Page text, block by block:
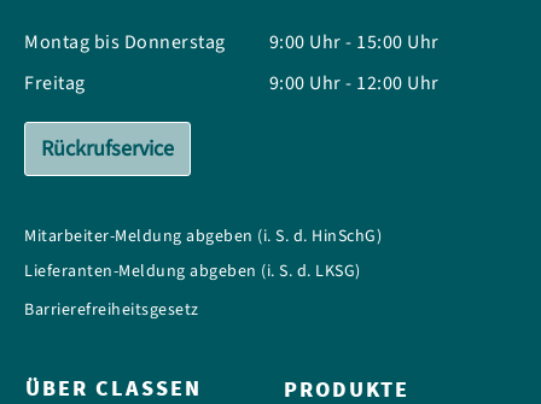
Montag bis Donnerstag
Freitag
9:00 Uhr - 15:00 Uhr
9:00 Uhr - 12:00 Uhr
Rückrufservice
Mitarbeiter-Meldung abgeben (i. S. d. HinSchG)
Lieferanten-Meldung abgeben (i. S. d. LKSG)
Barrierefreiheitsgesetz
ÜBER CLASSEN PRODUKTE